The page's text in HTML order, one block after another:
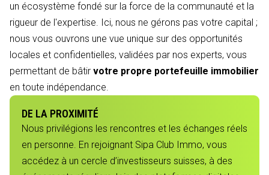
un écosystème fondé sur la force de la communauté et la
rigueur de l'expertise. Ici, nous ne gérons pas votre capital ;
nous vous ouvrons une vue unique sur des opportunités
locales et confidentielles, validées par nos experts, vous
permettant de bâtir votre propre portefeuille immobilier
en toute indépendance.
DE LA PROXIMITÉ
Nous privilégions les rencontres et les échanges réels
en personne. En rejoignant Sipa Club Immo, vous
accédez à un cercle d’investisseurs suisses, à des